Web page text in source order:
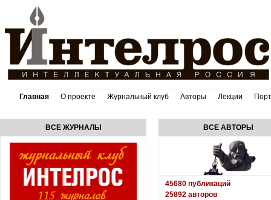
Главная О проекте Журнальный клуб Авторы Лекции
ВСЕ ЖУРНАЛЫ ВСЕ АВТОРЫ
45680 публикаций
25892 авторов